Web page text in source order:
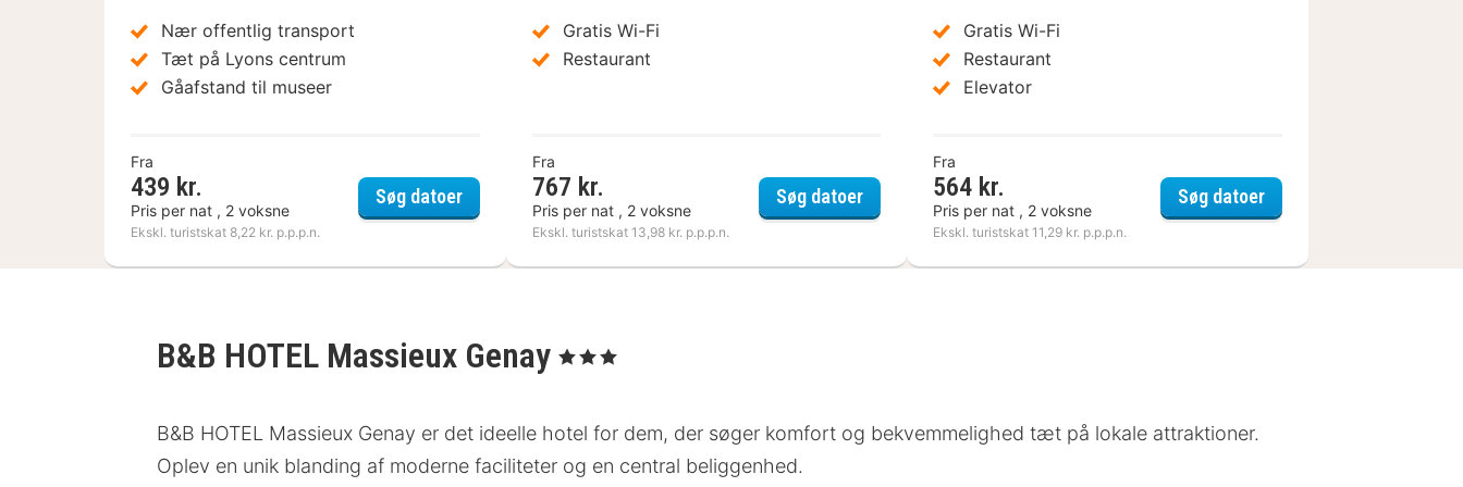
Nær offentlig transport
Tæt på Lyons centrum
Gåafstand til museer
Fra
439 kr.
Pris per nat , 2 voksne
Ekskl. turistskat 8,22 kr. p.p.p.n.
Søg datoergreet Hotel Massieux Lyon Nord
Gratis Wi-Fi
Restaurant
Fra
767 kr.
Pris per nat , 2 voksne
Ekskl. turistskat 13,98 kr. p.p.p.n.
Søg datoerLogis Hôtel Tante Yvonne & son Restaurant semi-gastronomique Lyon Nord
Gratis Wi-Fi
Restaurant
Elevator
Fra
564 kr.
Pris per nat , 2 voksne
Ekskl. turistskat 11,29 kr. p.p.p.n.
Søg datoerContact Hôtels Les
B&B HOTEL Massieux Genay , 3 Stjerner
B&B HOTEL Massieux Genay er det ideelle hotel for dem, der søger komfort og bekvemmelighed tæt på lokale attraktioner.
Oplev en unik blanding af moderne faciliteter og en central beliggenhed.